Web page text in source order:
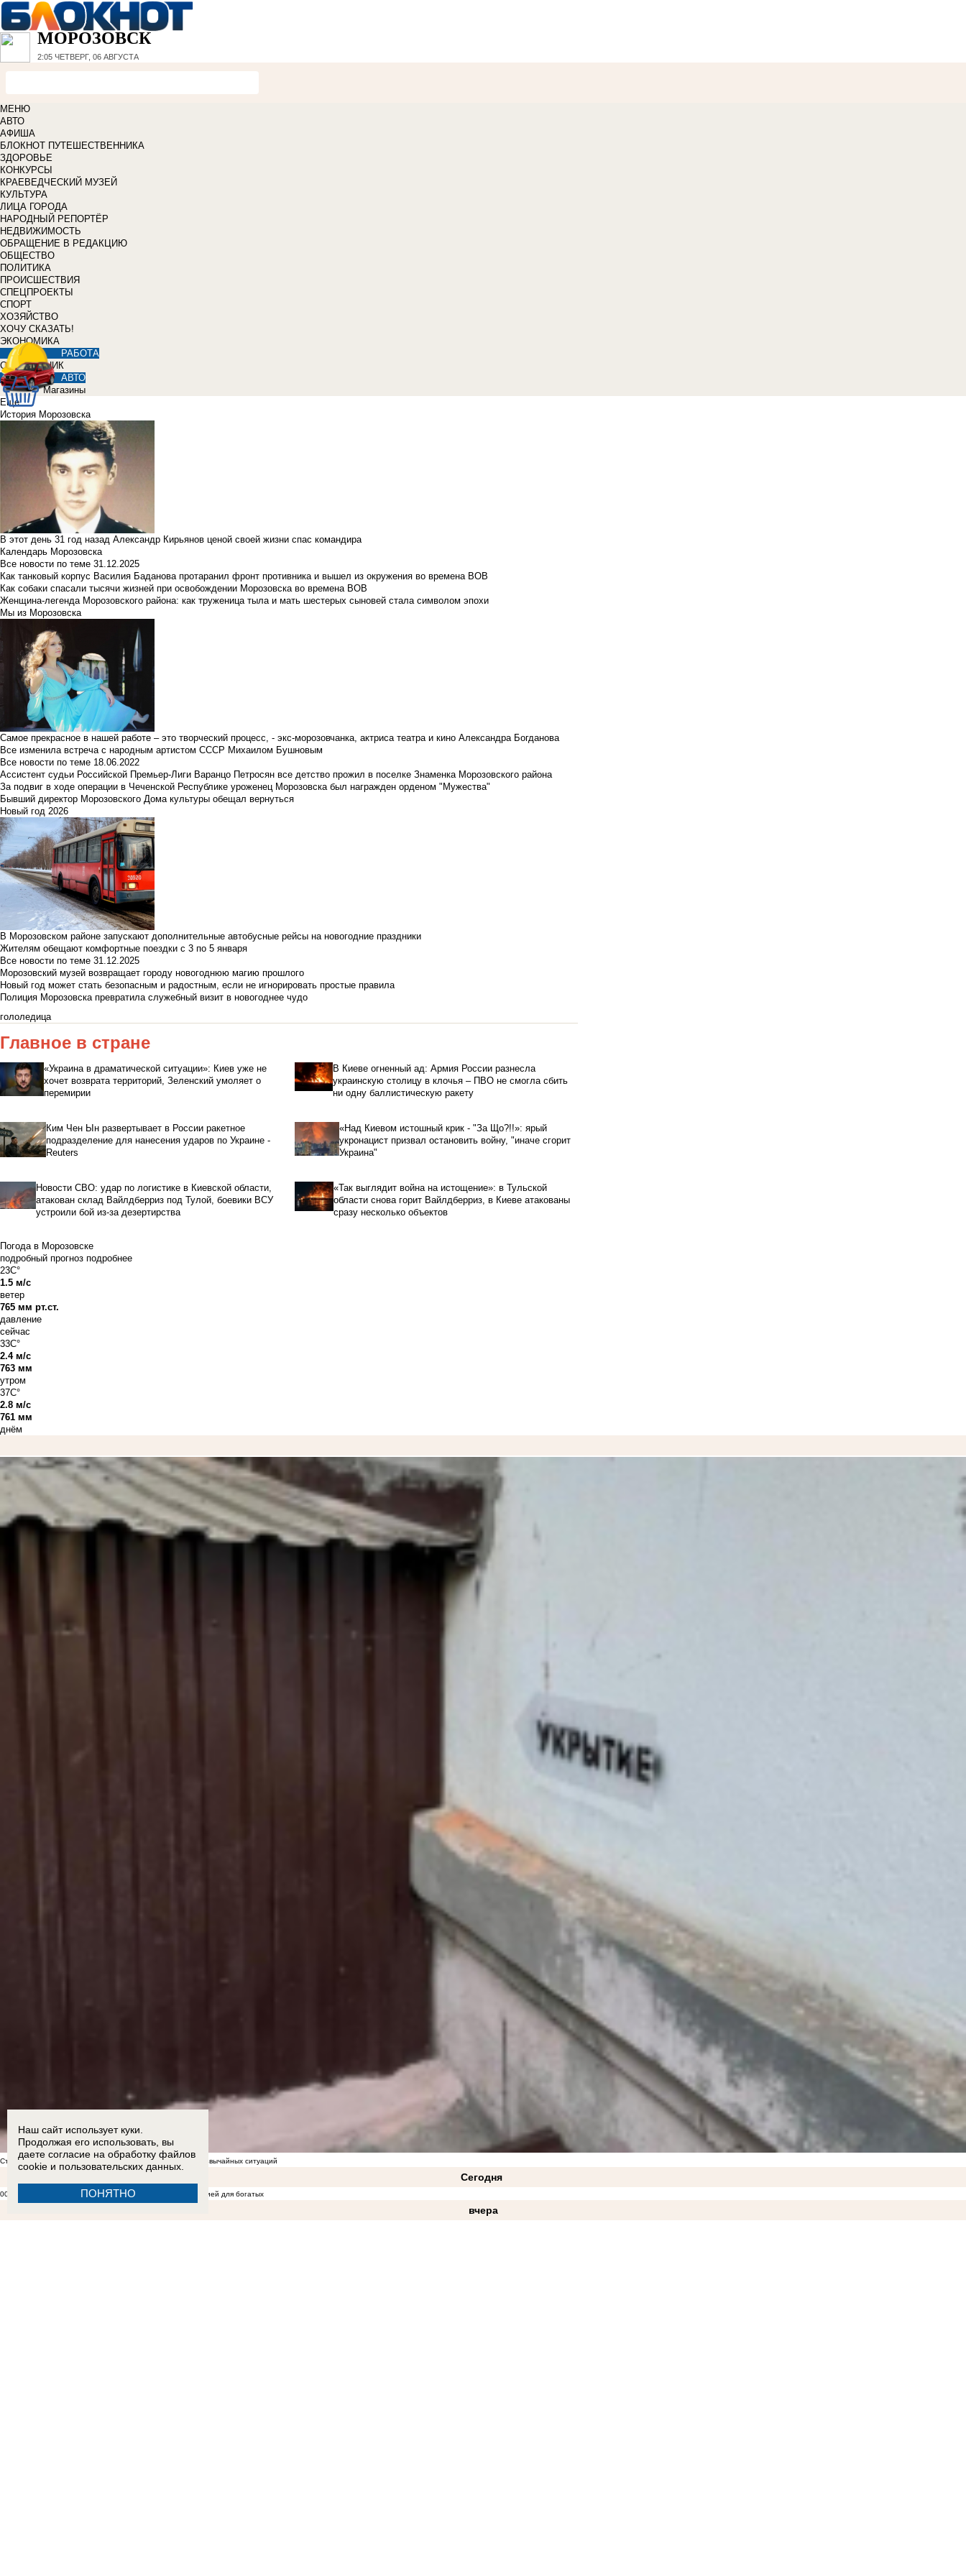
МОРОЗОВСК
2:05 ЧЕТВЕРГ, 06 АВГУСТА
МЕНЮ
АВТО
АФИША
БЛОКНОТ ПУТЕШЕСТВЕННИКА
ЗДОРОВЬЕ
КОНКУРСЫ
КРАЕВЕДЧЕСКИЙ МУЗЕЙ
КУЛЬТУРА
ЛИЦА ГОРОДА
НАРОДНЫЙ РЕПОРТЁР
НЕДВИЖИМОСТЬ
ОБРАЩЕНИЕ В РЕДАКЦИЮ
ОБЩЕСТВО
ПОЛИТИКА
ПРОИСШЕСТВИЯ
СПЕЦПРОЕКТЫ
СПОРТ
ХОЗЯЙСТВО
ХОЧУ СКАЗАТЬ!
ЭКОНОМИКА
РАБОТА
СПРАВОЧНИК
АВТО
Магазины
Еще
История Морозовска
В этот день 31 год назад Александр Кирьянов ценой своей жизни спас командира
Календарь Морозовска
Все новости по теме 31.12.2025
Как танковый корпус Василия Баданова протаранил фронт противника и вышел из окружения во времена ВОВ
Как собаки спасали тысячи жизней при освобождении Морозовска во времена ВОВ
Женщина-легенда Морозовского района: как труженица тыла и мать шестерых сыновей стала символом эпохи
Мы из Морозовска
Самое прекрасное в нашей работе – это творческий процесс, - экс-морозовчанка, актриса театра и кино Александра Богданова
Все изменила встреча с народным артистом СССР Михаилом Бушновым
Все новости по теме 18.06.2022
Ассистент судьи Российской Премьер-Лиги Варанцо Петросян все детство прожил в поселке Знаменка Морозовского района
За подвиг в ходе операции в Чеченской Республике уроженец Морозовска был награжден орденом "Мужества"
Бывший директор Морозовского Дома культуры обещал вернуться
Новый год 2026
В Морозовском районе запускают дополнительные автобусные рейсы на новогодние праздники
Жителям обещают комфортные поездки с 3 по 5 января
Все новости по теме 31.12.2025
Морозовский музей возвращает городу новогоднюю магию прошлого
Новый год может стать безопасным и радостным, если не игнорировать простые правила
Полиция Морозовска превратила служебный визит в новогоднее чудо
гололедица
Главное в стране
«Украина в драматической ситуации»: Киев уже не
хочет возврата территорий, Зеленский умоляет о
перемирии
В Киеве огненный ад: Армия России разнесла
украинскую столицу в клочья – ПВО не смогла сбить
ни одну баллистическую ракету
Ким Чен Ын развертывает в России ракетное
подразделение для нанесения ударов по Украине -
Reuters
«Над Киевом истошный крик - "За Що?!!»: ярый
укронацист призвал остановить войну, "иначе сгорит
Украина"
Новости СВО: удар по логистике в Киевской области,
атакован склад Вайлдберриз под Тулой, боевики ВСУ
устроили бой из-за дезертирства
«Так выглядит война на истощение»: в Тульской
области снова горит Вайлдберриз, в Киеве атакованы
сразу несколько объектов
Погода в Морозовске
подробный прогноз подробнее
23C°
1.5 м/с
ветер
765 мм рт.ст.
давление
сейчас
33C°
2.4 м/с
763 мм
утром
37C°
2.8 м/с
761 мм
днём
Стал известен список укрытий в Морозовске на случай чрезвычайных ситуаций
Сегодня
00:05 ЛДПР против ЕГЭ: образование становится привилегией для богатых
вчера
Наш сайт использует куки.
Продолжая его использовать, вы
даете согласие на обработку файлов
cookie и пользовательских данных.
ПОНЯТНО